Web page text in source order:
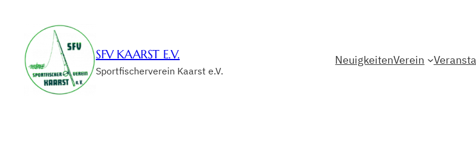
springen
SFV KAARST E.V.
Sportfischerverein Kaarst e.V.
NeuigkeitenVerein